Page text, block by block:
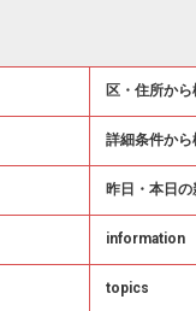
区・住所から
詳細条件から
昨日・本日の
information
topics